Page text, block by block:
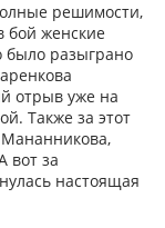
решимости,
бой женские
было разыграно
отрыв уже на
Также за этот
Мананникова,
вот за
настоящая